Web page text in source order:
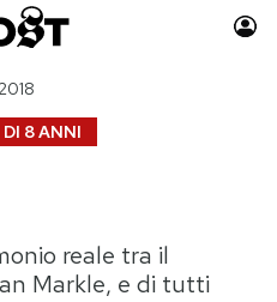
Auto
Consumismi
8 ANNI
reale tra il
Markle, e di tutti